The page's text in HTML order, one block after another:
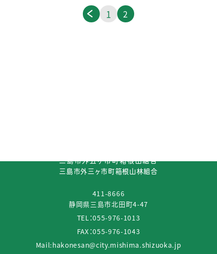
1 2
三島市外五ヶ市町箱根山組合
三島市外三ヶ市町箱根山林組合
411-8666
静岡県三島市北田町4-47
TEL：055-976-1013
FAX：055-976-1043
Mail:hakonesan@city.mishima.shizuoka.jp